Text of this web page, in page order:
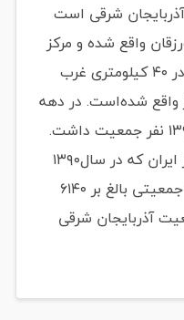
شرقی است
واقع شده و مرکز
این شهرستان است. این شهر در ۴۰ کیلومتری غرب
واقع شده‌است. در دهه
چهل ورزقان قصبه‌ای بود که ۱۳۹۵ نفر جمعیت داشت.
طبق آخرین سرشماری مرکز آمار ایران که در سال۱۳۹۰
صورت گرفته‌است، این شهر با جمعیتی بالغ بر ۶۱۴۰
آذربایجان شرقی